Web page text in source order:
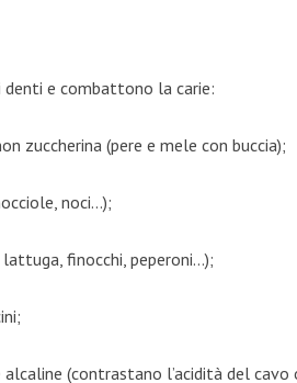
denti e combattono la carie:
zuccherina (pere e mele con buccia);
noci…);
lattuga, finocchi, peperoni…);
alcaline (contrastano l’acidità del